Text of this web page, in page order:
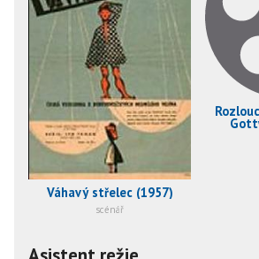
Váhavý střelec (1957)
scénář